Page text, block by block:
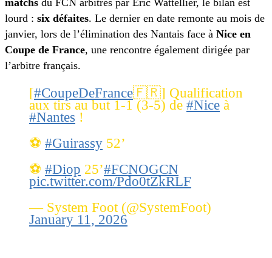
lourd : six défaites. Le dernier en date remonte au mois de
janvier, lors de l’élimination des Nantais face à Nice en
Coupe de France, une rencontre également dirigée par
l’arbitre français.
[#CoupeDeFrance🇫🇷] Qualification
aux tirs au but 1-1 (3-5) de #Nice à
#Nantes !
⚽️ #Guirassy 52’
⚽️ #Diop 25’#FCNOGCN
pic.twitter.com/Pdo0tZkRLF
— System Foot (@SystemFoot)
January 11, 2026